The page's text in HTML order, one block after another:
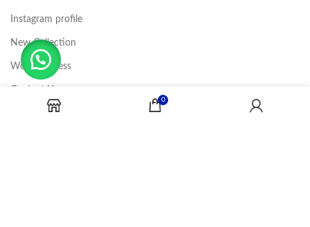
Instagram profile
New Collection
Woman Dress
Latest News
0